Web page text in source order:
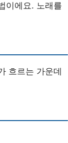
이에요. 노래를
흐르는 가운데